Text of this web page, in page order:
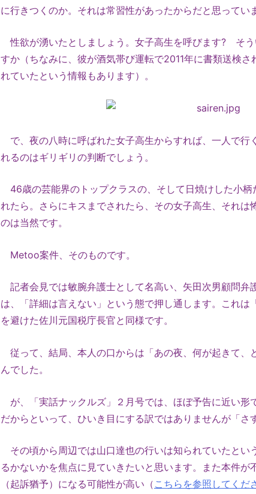
に行きつくのか。それは常習性があったからだと思ってい
性欲が湧いたとしましょう。女子高生を呼びます? そ
すか（ちなみに、彼が酒気帯び運転で2011年に書類送検
れていたという情報もあります）。
で、夜の八時に呼ばれた女子高生からすれば、一人で行
れるのはギリギリの判断でしょう。
46歳の芸能界のトップクラスの、そして日焼けした小柄
れたら。さらにキスまでされたら、その女子高生、それは
のは当然です。
Metoo案件、そのものです。
記者会見では敏腕弁護士として名高い、矢田次男顧問弁
は、「詳細は言えない」という態で押し通します。これ
を避けた佐川元国税庁長官と同様です。
従って、結局、本人の口からは「あの夜、何が起きて、
んでした。
が、「実話ナックルズ」２月号では、ほぼ予告に近い形
だからといって、ひいき目にする訳ではありませんが「さ
その頃から周辺では山口達也の行いは知られていたとい
るかないかを焦点に見ていきたいと思います。また本件
（起訴猶予）になる可能性が高い（ こちらを参照してくだ